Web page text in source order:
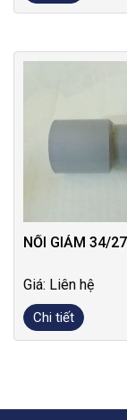
NỐI GIẢM 34/27
Giá: Liên hệ
Chi tiết